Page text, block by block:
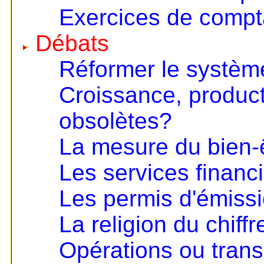
Exercices de
Débats
Réformer le
Croissance,
obsolètes?
La mesure du
Les services
Les permis
La religion du
Opérations ou